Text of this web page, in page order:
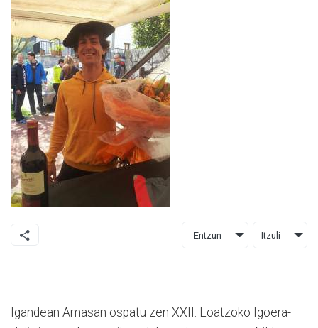
Entzun Itzuli
Igandean Amasan ospatu zen XXII. Loatzoko Igoera-